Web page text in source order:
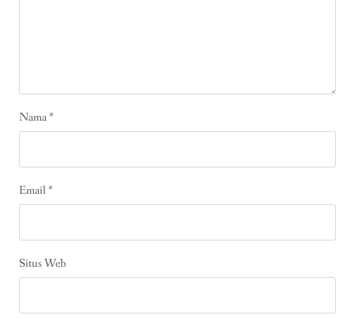
Nama*
Email*
Situs Web